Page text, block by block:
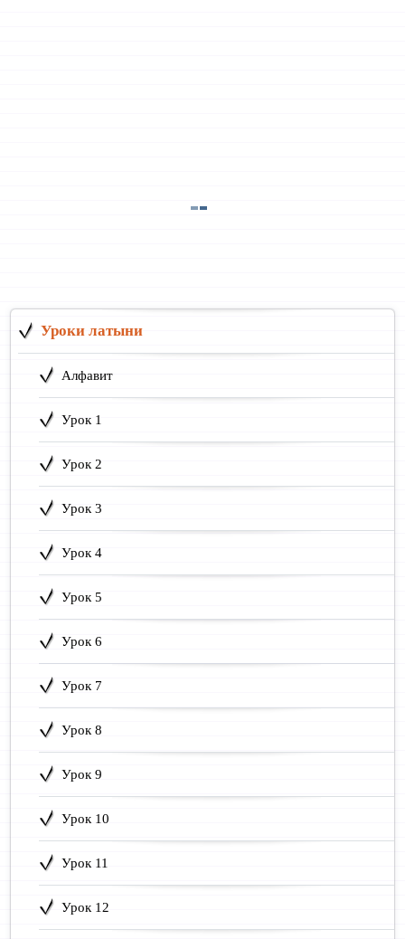
Уроки латыни
Алфавит
Урок 1
Урок 2
Урок 3
Урок 4
Урок 5
Урок 6
Урок 7
Урок 8
Урок 9
Урок 10
Урок 11
Урок 12